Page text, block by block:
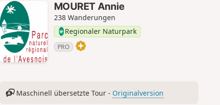
MOURET Annie
238 Wanderungen
Regionaler Naturpark
PRO
Maschinell übersetzte Tour - Originalversion